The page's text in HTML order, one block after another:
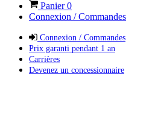
Panier0
Connexion / Commandes
Connexion / Commandes
Prix garanti pendant 1 an
Carrières
Devenez un concessionnaire